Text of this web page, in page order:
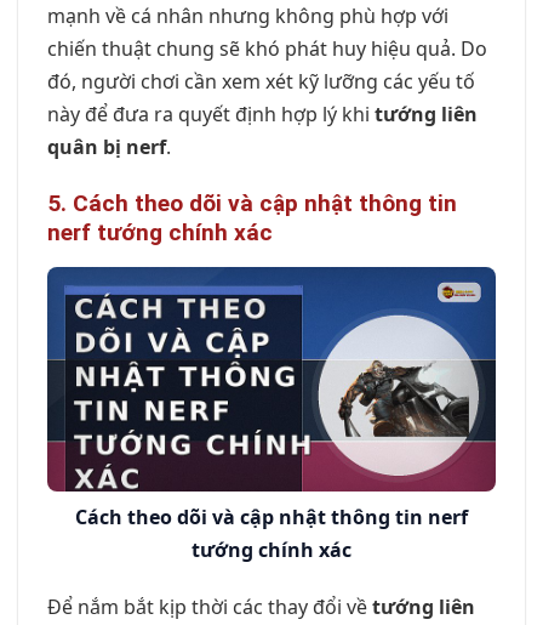
mạnh về cá nhân nhưng không phù hợp với
chiến thuật chung sẽ khó phát huy hiệu quả. Do
đó, người chơi cần xem xét kỹ lưỡng các yếu tố
này để đưa ra quyết định hợp lý khi tướng liên
quân bị nerf.
5. Cách theo dõi và cập nhật thông tin
nerf tướng chính xác
Cách theo dõi và cập nhật thông tin nerf
tướng chính xác
Để nắm bắt kịp thời các thay đổi vềtướng liên